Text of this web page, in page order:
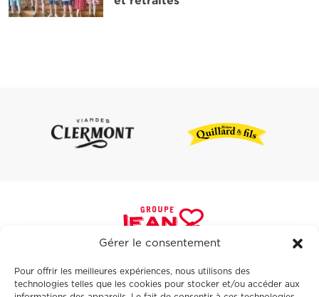
Gérer le consentement
Pour offrir les meilleures expériences, nous utilisons des
technologies telles que les cookies pour stocker et/ou accéder aux
Le groupe
Nos métiers